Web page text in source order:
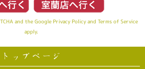
and the Google Privacy Policy and Terms of Service
apply.
トップページ